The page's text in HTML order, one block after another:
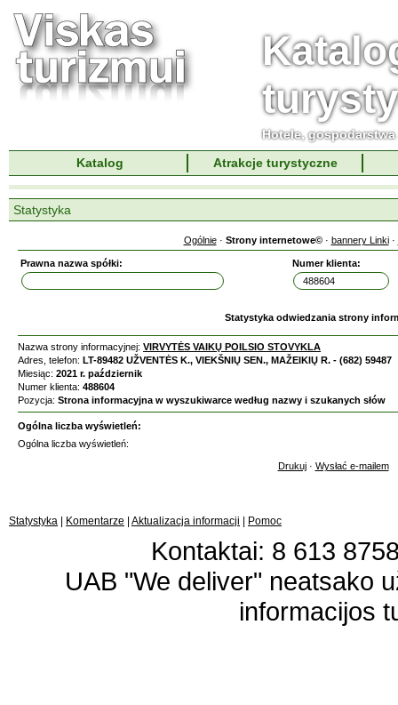
Hotele,
Katalog
Atrakcje turystyczne
Statystyka
Ogólnie· Strony internetowe©· bannery Linki·
Prawna nazwa spółki: Numer klienta:
Statystyka odwiedzania strony
Nazwa strony informacyjnej: VIRVYTĖS VAIKŲ POILSIO STOVYKLA
Adres, telefon: LT-89482 UŽVENTĖS K., VIEKŠNIŲ SEN., MAŽEIKIŲ R. - (682) 59487
Miesiąc: 2021 r. październik
Numer klienta: 488604
Pozycja: Strona informacyjna w wyszukiwarce według nazwy i szukanych słów
Ogólna liczba wyświetleń:
Ogólna liczba wyświetleń:
Drukuj· Wysłać e-mailem
Statystyka Komentarze Aktualizacja informacji Pomoc
Kontaktai: 8 613
UAB "We deliver" neatsako
informacijos